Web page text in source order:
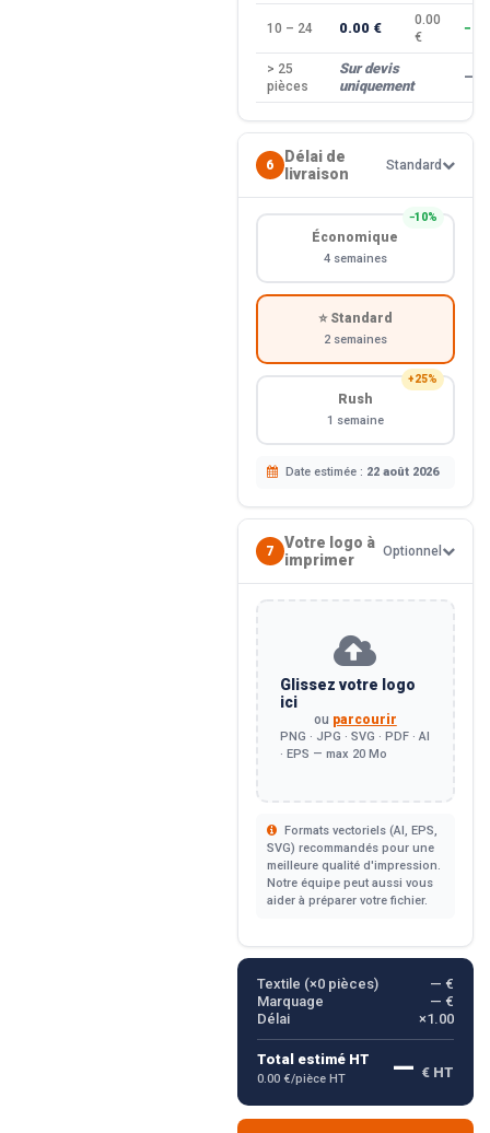
10 – 24 0.00 €
0.00
€
> 25
pièces
Sur devis
uniquement
—
6
Délai de
livraison
Standard
−10%
Économique
4 semaines
⭐ Standard
2 semaines
+25%
Rush
1 semaine
Date estimée : 22 août 2026
7
Votre logo à
imprimer
Optionnel
Glissez votre logo
ici
ou parcourir
PNG · JPG · SVG · PDF · AI
· EPS — max 20 Mo
Formats vectoriels (AI, EPS,
SVG) recommandés pour une
meilleure qualité d'impression.
Notre équipe peut aussi vous
aider à préparer votre fichier.
Textile (×0pièces)
— €
Marquage
— €
Délai
×1.00
Total estimé HT
0.00 €/pièce HT — € HT